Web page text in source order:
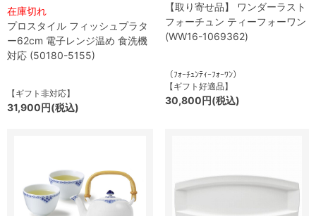
在庫切れ
プロスタイル フィッシュプラタ
ー62cm 電子レンジ温め 食洗機
対応 (50180-5155)
【ギフト非対応】
31,900円(税込)
【取り寄せ品】 ワンダーラスト
フォーチュン ティーフォーワン
(WW16-1069362)
（ﾌｫｰﾁｭﾝﾃｨｰﾌｫｰﾜﾝ）
【ギフト好適品】
30,800円(税込)